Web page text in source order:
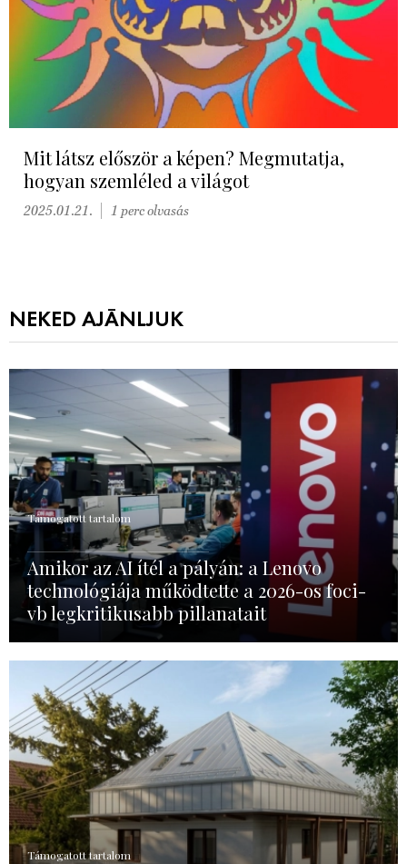
Mit látsz először a képen? Megmutatja,
hogyan szemléled a világot
2025.01.21. 1 perc olvasás
NEKED AJÁNLJUK
Támogatott tartalom
Amikor az AI ítél a pályán: a Lenovo
technológiája működtette a 2026-os foci-
vb legkritikusabb pillanatait
Támogatott tartalom